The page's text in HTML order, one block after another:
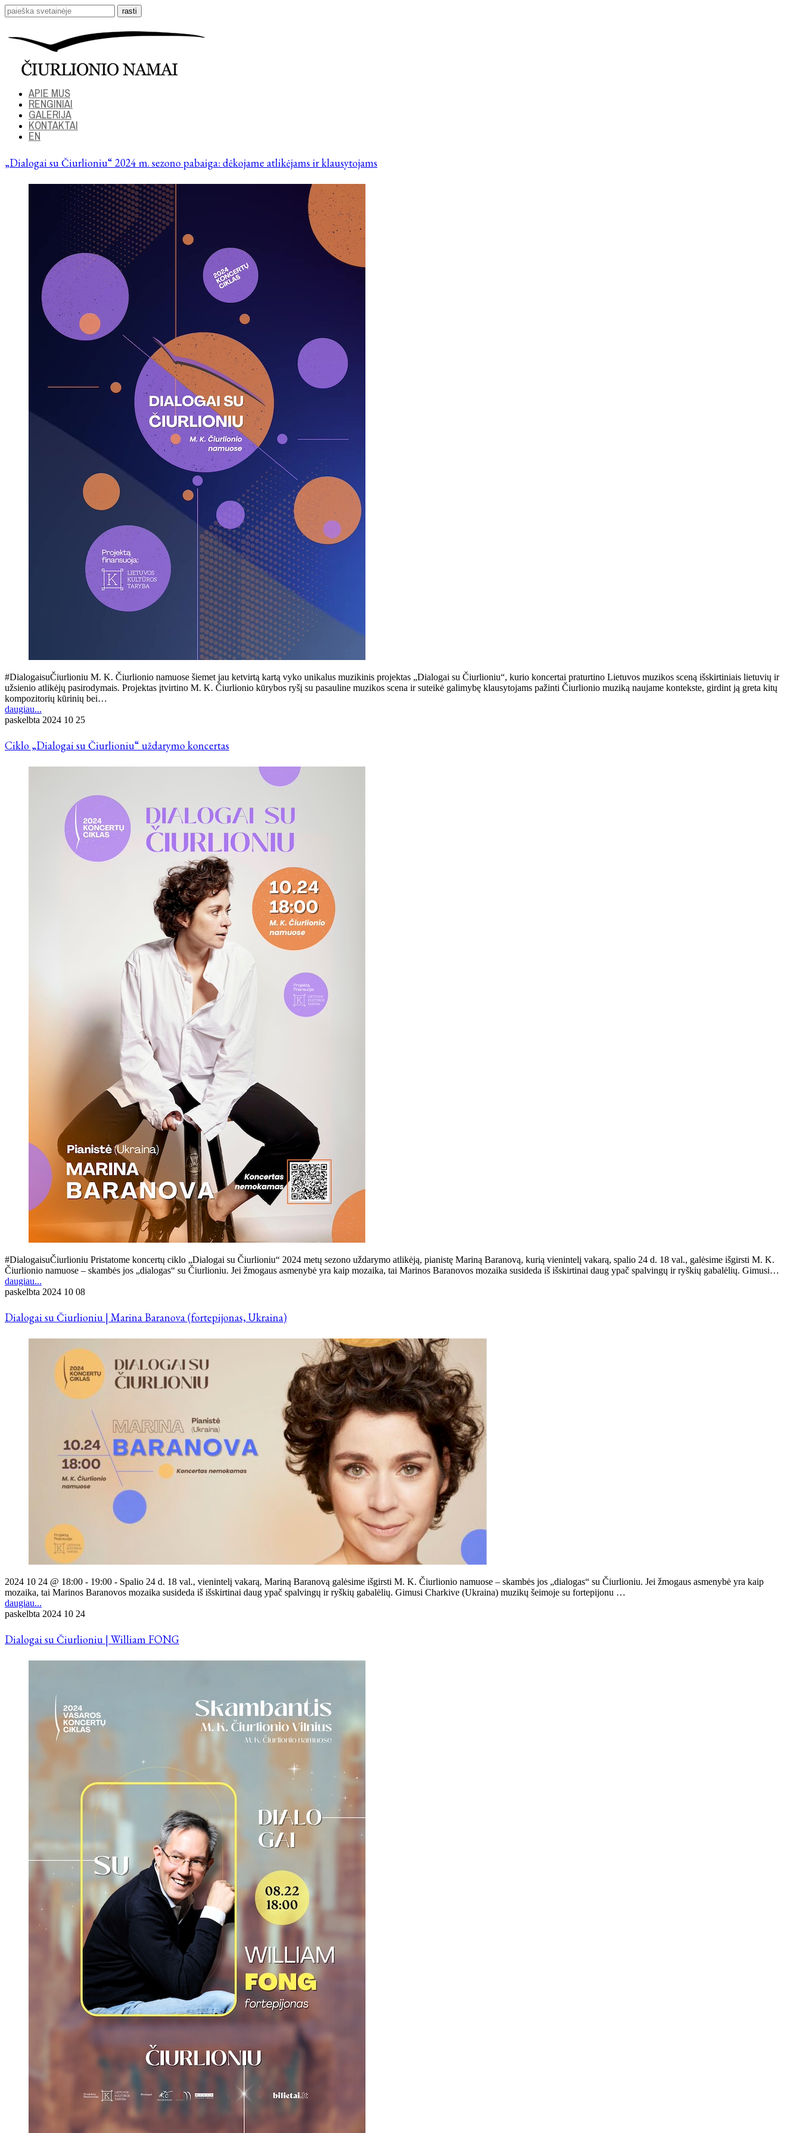
APIE MUS
RENGINIAI
GALERIJA
KONTAKTAI
EN
„Dialogai su Čiurlioniu“ 2024 m. sezono pabaiga: dėkojame atlikėjams ir klausytojams
#DialogaisuČiurlioniu M. K. Čiurlionio namuose šiemet jau ketvirtą kartą vyko unikalus muzikinis projektas „Dialogai su Čiurlioniu“, kurio koncertai praturtino Lietuvos muzikos sceną išskirtiniais lietuvių ir
užsienio atlikėjų pasirodymais. Projektas įtvirtino M. K. Čiurlionio kūrybos ryšį su pasauline muzikos scena ir suteikė galimybę klausytojams pažinti Čiurlionio muziką naujame kontekste, girdint ją greta kitų
kompozitorių kūrinių bei…
daugiau...
paskelbta 2024 10 25
Ciklo „Dialogai su Čiurlioniu“ uždarymo koncertas
#DialogaisuČiurlioniu Pristatome koncertų ciklo „Dialogai su Čiurlioniu“ 2024 metų sezono uždarymo atlikėją, pianistę Mariną Baranovą, kurią vienintelį vakarą, spalio 24 d. 18 val., galėsime išgirsti M. K.
Čiurlionio namuose – skambės jos „dialogas“ su Čiurlioniu. Jei žmogaus asmenybė yra kaip mozaika, tai Marinos Baranovos mozaika susideda iš išskirtinai daug ypač spalvingų ir ryškių gabalėlių. Gimusi…
daugiau...
paskelbta 2024 10 08
Dialogai su Čiurlioniu | Marina Baranova (fortepijonas, Ukraina)
2024 10 24 @ 18:00 - 19:00 - Spalio 24 d. 18 val., vienintelį vakarą, Mariną Baranovą galėsime išgirsti M. K. Čiurlionio namuose – skambės jos „dialogas“ su Čiurlioniu. Jei žmogaus asmenybė yra kaip
mozaika, tai Marinos Baranovos mozaika susideda iš išskirtinai daug ypač spalvingų ir ryškių gabalėlių. Gimusi Charkive (Ukraina) muzikų šeimoje su fortepijonu …
daugiau...
paskelbta 2024 10 24
Dialogai su Čiurlioniu | William FONG